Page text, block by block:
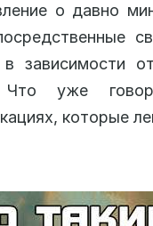
о давно
в зависимости
Что уже
которые